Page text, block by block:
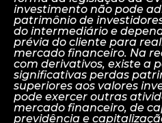
investimento não pode
patrimônio de
do intermediário e
prévia do cliente para
mercado financeiro. Na
com derivativos, existe a
significativas perdas
superiores aos valores
pode exercer outras
mercado financeiro, de
previdência e